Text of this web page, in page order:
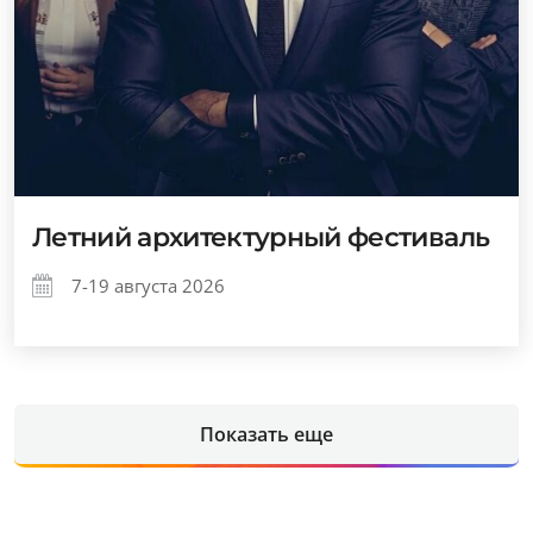
Летний архитектурный фестиваль
7-19 августа 2026
Показать еще